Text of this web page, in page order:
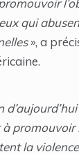
qui
», a
à
la